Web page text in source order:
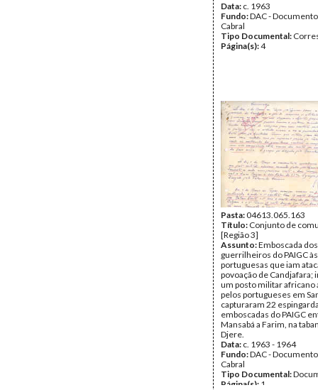
Data: c. 1963
Fundo:DAC -
Cabral
Tipo Documental:
Página(s):4
Pasta:04613.065.163
Título: Conjunto de
[Região 3]
Assunto:Emboscada dos
guerrilheiros do PAIGC
portuguesas que iam
povoação de Candjafara;
um posto militar africano
pelos portugueses em
capturaram 22
emboscadas do PAIGC
Mansabá a Farim, na
Djere.
Data: c. 1963 - 1964
Fundo:DAC -
Cabral
Tipo Documental:
Página(s): 1